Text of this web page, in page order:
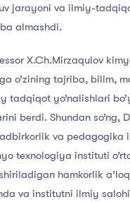
jarayoni va ilmiy-
almashdi.
X.Ch.Mirzaqulov
o’zining tajriba, bilim,
tadqiqot yo’nalishlari
berdi. Shundan so’ng,
va pedagogika
texnologiya instituti
hamkorlik
va institutni ilmiy